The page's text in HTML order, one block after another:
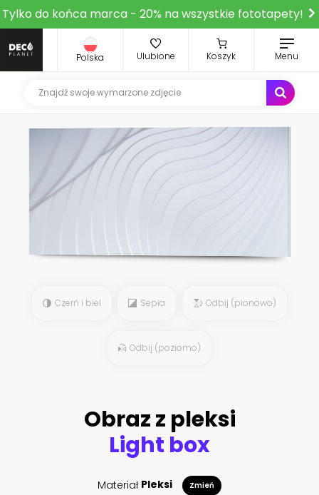
Tylko do końca marca - 20% na wszystkie fototapety!
Polska Ulubione Koszyk Menu
Czerń i biel Sepia Odbij (pionowo)
Odbij (poziomo)
Obraz z pleksi
Light box
Materiał Pleksi Zmień